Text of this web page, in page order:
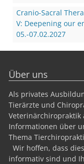
Cranio-Sacral
V: Deepening our
05.-07.02.2027
Über uns
Als privates
Tierärzte und
Veterinärchiropraktik
Informationen über
Thema
Wir hoffen, dass
informativ sind und